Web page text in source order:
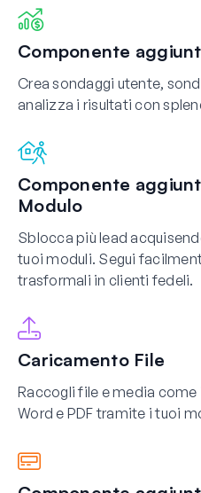
Componente
Crea sondaggi utente,
analizza i risultati con
Componente
Modulo
Sblocca più lead
tuoi moduli. Segui
trasformali in clienti fedeli.
Caricamento File
Raccogli file e media
Word e PDF tramite i tuoi